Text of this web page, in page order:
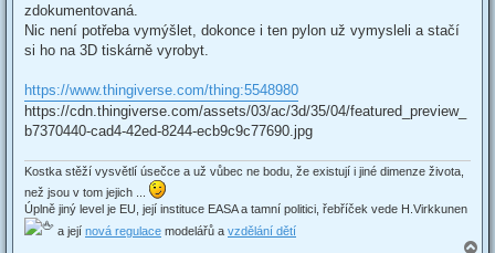
zdokumentovaná.
Nic není potřeba vymýšlet, dokonce i ten pylon už vymysleli a stačí
si ho na 3D tiskárně vyrobyt.
https://www.thingiverse.com/thing:5548980
https://cdn.thingiverse.com/assets/03/ac/3d/35/04/featured_preview_
b7370440-cad4-42ed-8244-ecb9c9c77690.jpg
Kostka stěží vysvětlí úsečce a už vůbec ne bodu, že existují i jiné dimenze života,
než jsou v tom jejich ...
Úplně jiný level je EU, její instituce EASA a tamní politici, řebříček vede H.Virkkunen
a její nová regulace modelářů a vzdělání dětí